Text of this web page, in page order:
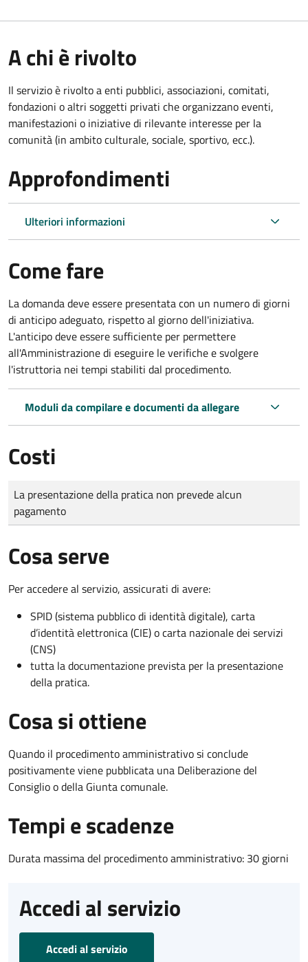
A chi è rivolto
Il servizio è rivolto a enti pubblici, associazioni, comitati,
fondazioni o altri soggetti privati che organizzano eventi,
manifestazioni o iniziative di rilevante interesse per la
comunità (in ambito culturale, sociale, sportivo, ecc.).
Approfondimenti
Ulteriori informazioni
Come fare
La domanda deve essere presentatacon un numero di giorni
di anticipo adeguato, rispetto al giorno dell'iniziativa.
L'anticipo deve essere sufficiente per permettere
all'Amministrazione di eseguire le verifiche e svolgere
l'istruttoria nei tempi stabiliti dal procedimento.
Moduli da compilare e documenti da allegare
Costi
Tipo di pagamento
Importo
La presentazione della pratica non prevede alcun
pagamento
Cosa serve
Per accedere al servizio, assicurati di avere:
SPID (sistema pubblico di identità digitale), carta
d’identità elettronica (CIE) o carta nazionale dei servizi
(CNS)
tutta la documentazione prevista per la presentazione
della pratica.
Cosa si ottiene
Quando il procedimento amministrativo si conclude
positivamente viene pubblicata una Deliberazione del
Consiglio o della Giunta comunale.
Tempi e scadenze
Durata massima del procedimento amministrativo: 30 giorni
Accedi al servizio
Accedi al servizio